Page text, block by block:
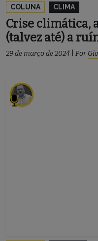
COLUNA CLIMA
Crise climática,
(talvez até) a
29 de março de 2024 Por